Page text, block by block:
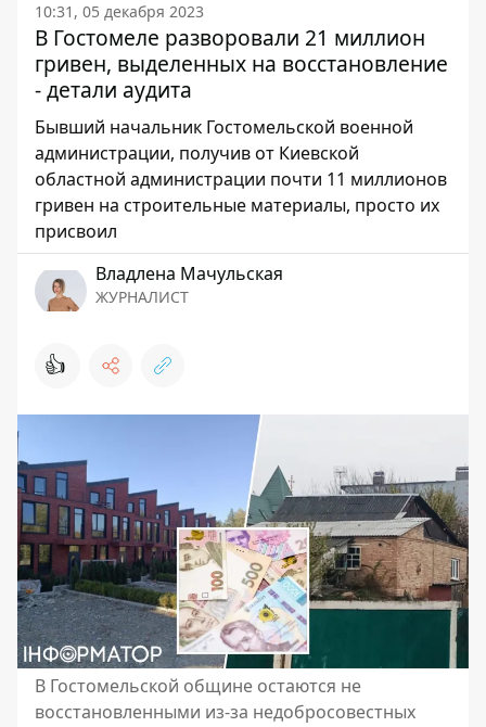
10:31, 05 декабря 2023
В Гостомеле разворовали 21 миллион
гривен, выделенных на восстановление
- детали аудита
Бывший начальник Гостомельской военной
администрации, получив от Киевской
областной администрации почти 11 миллионов
гривен на строительные материалы, просто их
присвоил
Владлена Мачульская
ЖУРНАЛИСТ
👍
В Гостомельской общине остаются не
восстановленными из-за недобросовестных